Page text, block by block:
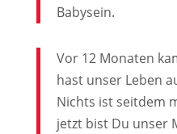
Babysein.
Vor 12 Monaten
hast unser Leben
Nichts ist seitdem
jetzt bist Du unser